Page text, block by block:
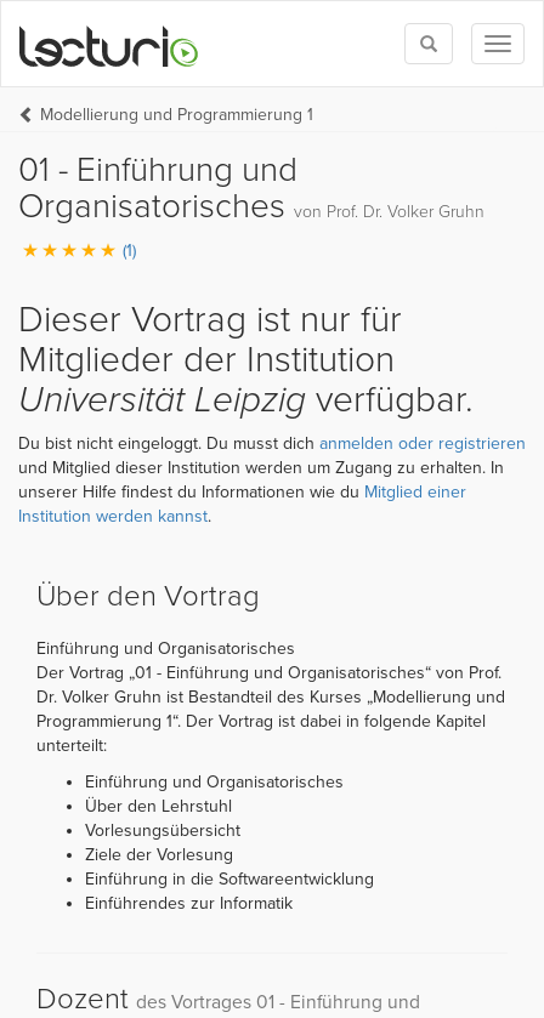
Toggle
search
Modellierung und Programmierung 1
01 - Einführung und
Organisatorisches von Prof. Dr. Volker Gruhn
(1)
Dieser Vortrag ist nur für
Mitglieder der Institution
Universität Leipzig verfügbar.
Du bist nicht eingeloggt. Du musst dich anmelden oder registrieren
und Mitglied dieser Institution werden um Zugang zu erhalten. In
unserer Hilfe findest du Informationen wie du Mitglied einer
Institution werden kannst.
Über den Vortrag
Einführung und Organisatorisches
Der Vortrag „01 - Einführung und Organisatorisches“ von Prof.
Dr. Volker Gruhn ist Bestandteil des Kurses „Modellierung und
Programmierung 1“. Der Vortrag ist dabei in folgende Kapitel
unterteilt:
Einführung und Organisatorisches
Über den Lehrstuhl
Vorlesungsübersicht
Ziele der Vorlesung
Einführung in die Softwareentwicklung
Einführendes zur Informatik
Dozent des Vortrages 01 - Einführung und